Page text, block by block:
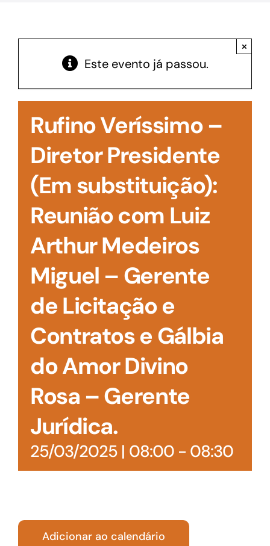
Este evento já passou.
×
Rufino Veríssimo –
Diretor Presidente
(Em substituição):
Reunião com Luiz
Arthur Medeiros
Miguel – Gerente
de Licitação e
Contratos e Gálbia
do Amor Divino
Rosa – Gerente
Jurídica.
25/03/2025 | 08:00- 08:30
Adicionar ao calendário